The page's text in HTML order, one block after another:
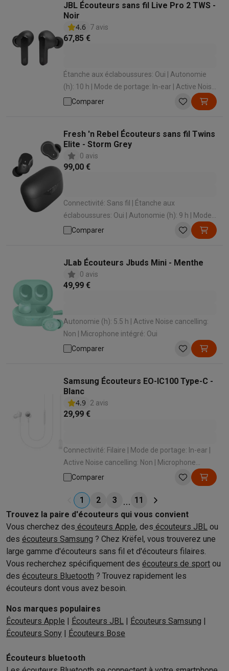
JBL Écouteurs sans fil Live Pro 2 TWS -
Noir
4.6 7 avis
67,85 €
Étanche aux éclaboussures: Oui | Autonomie
(h): 10 h | Mode de portage: In-ear | Active Noise
cancelling: Oui | Microphone intégré: Oui
Comparer
Fresh 'n Rebel Écouteurs sans fil Twins
Elite - Storm Grey
0 avis
99,00 €
Connectivité: Sans fil | Étanche aux
éclaboussures: Oui | Autonomie (h): 9 h | Mode
de portage: In-ear | Active Noise cancelling: Oui
Comparer
JLab Écouteurs Jbuds Mini - Menthe
0 avis
49,99 €
Autonomie (h): 5.5 h | Active Noise cancelling:
Non | Microphone intégré: Oui
Comparer
Samsung Écouteurs EO-IC100 Type-C -
Blanc
4.9 2 avis
29,99 €
Connectivité: Filaire | Mode de portage: In-ear |
Active Noise cancelling: Non | Microphone
intégré: Oui | Longueur câble (m): 1.2 m
Comparer
1 2 3
11
Trouvez la paire d'écouteurs qui vous convient
Vous cherchez des écouteurs Apple, des écouteurs JBL ou
des écouteurs Samsung ? Chez Krëfel, vous trouverez une
large gamme d'écouteurs sans fil et d'écouteurs filaires.
Vous recherchez spécifiquement des écouteurs de sport ou
des écouteurs Bluetooth ? Trouvez rapidement les
écouteurs dont vous avez besoin.
Nos marques populaires
Écouteurs Apple | Écouteurs JBL | Écouteurs Samsung |
Écouteurs Sony | Écouteurs Bose
Écouteurs bluetooth